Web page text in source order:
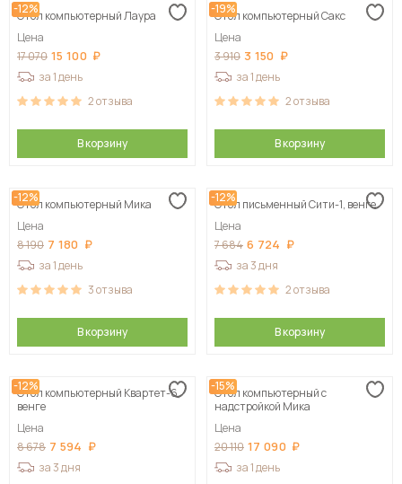
-12%
Стол компьютерный Лаура
Цена
17 070 15 100
за 1 день
2отзыва
В корзину
-19%
Стол компьютерный Сакс
Цена
3 910 3 150
за 1 день
2отзыва
В корзину
-12%
Стол компьютерный Мика
Цена
8 190 7 180
за 1 день
3отзыва
В корзину
-12%
Стол письменный Сити-1, венге
Цена
7 684 6 724
за 3 дня
2отзыва
В корзину
-12%
Стол компьютерный Квартет-6,
венге
Цена
8 678 7 594
за 3 дня
-15%
Стол компьютерный с
надстройкой Мика
Цена
20 110 17 090
за 1 день